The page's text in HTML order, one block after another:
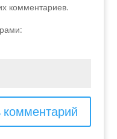
комментариев.